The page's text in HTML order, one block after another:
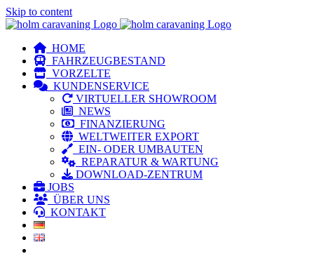
Skip to content
HOME
FAHRZEUGBESTAND
VORZELTE
KUNDENSERVICE
VIRTUELLER SHOWROOM
NEWS
FINANZIERUNG
WELTWEITER EXPORT
EIN- ODER UMBAUTEN
REPARATUR & WARTUNG
DOWNLOAD-ZENTRUM
JOBS
ÜBER UNS
KONTAKT